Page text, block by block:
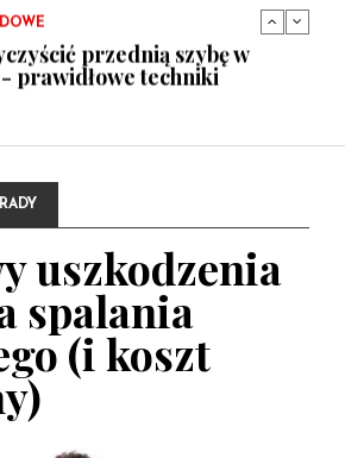
przednią szybę w
prawidłowe techniki
– w jakich
sprawdzi
uszkodzenia
spalania
(i koszt